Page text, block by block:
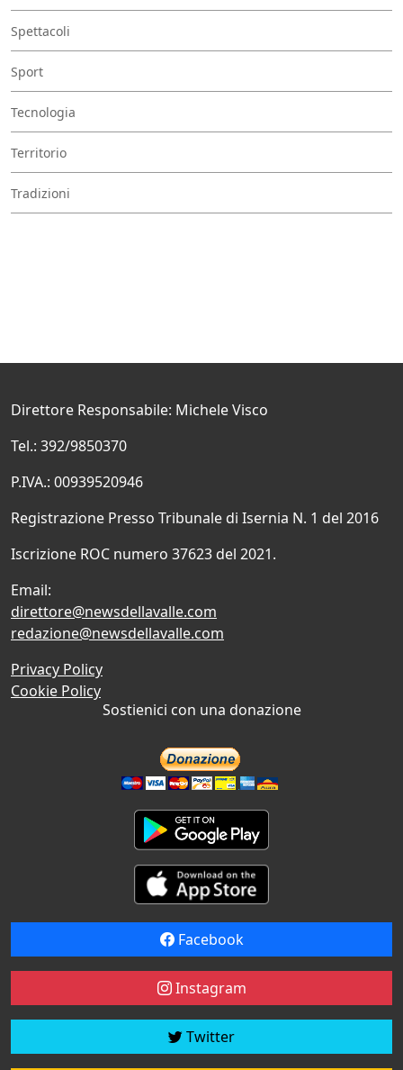
Spettacoli
Sport
Tecnologia
Territorio
Tradizioni
Direttore Responsabile: Michele Visco
Tel.: 392/9850370
P.IVA.: 00939520946
Registrazione Presso Tribunale di Isernia N. 1 del 2016
Iscrizione ROC numero 37623 del 2021.
Email:
direttore@newsdellavalle.com
redazione@newsdellavalle.com
Privacy Policy
Cookie Policy
Sostienici con una donazione
Facebook
Instagram
Twitter